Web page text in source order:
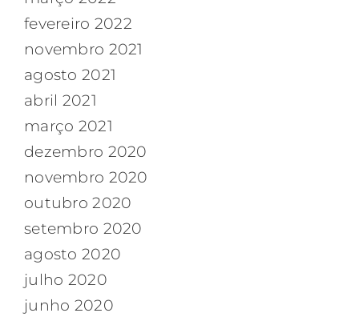
fevereiro 2022
novembro 2021
agosto 2021
abril 2021
março 2021
dezembro 2020
novembro 2020
outubro 2020
setembro 2020
agosto 2020
julho 2020
junho 2020